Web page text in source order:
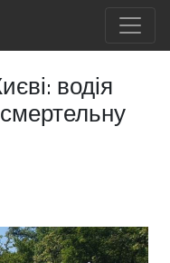
водія